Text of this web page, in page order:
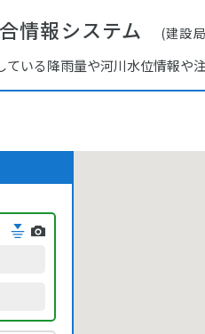
情報システム (建設
ている降雨量や河川水位情報